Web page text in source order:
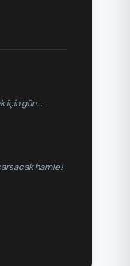
için gün
hamle!